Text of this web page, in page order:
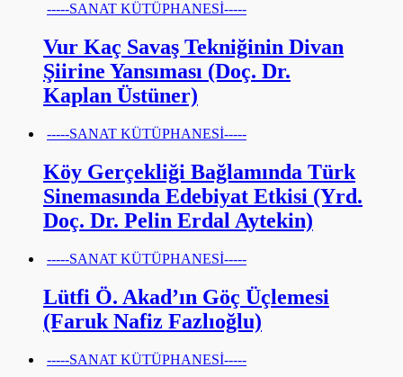
-----SANAT KÜTÜPHANESİ-----
Vur Kaç Savaş Tekniğinin Divan
Şiirine Yansıması (Doç. Dr.
Kaplan Üstüner)
-----SANAT KÜTÜPHANESİ-----
Köy Gerçekliği Bağlamında Türk
Sinemasında Edebiyat Etkisi (Yrd.
Doç. Dr. Pelin Erdal Aytekin)
-----SANAT KÜTÜPHANESİ-----
Lütfi Ö. Akad’ın Göç Üçlemesi
(Faruk Nafiz Fazlıoğlu)
-----SANAT KÜTÜPHANESİ-----